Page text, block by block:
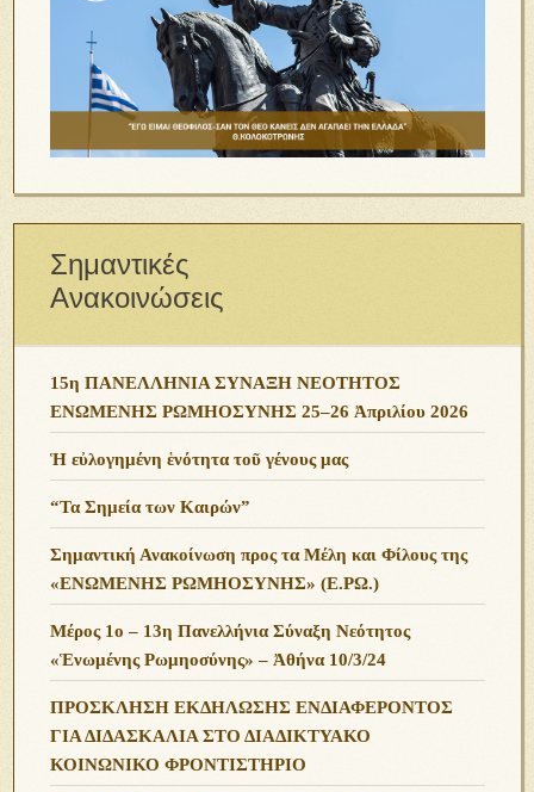
Σημαντικές
Ανακοινώσεις
15η ΠΑΝΕΛΛΗΝΙΑ ΣΥΝΑΞΗ ΝΕΟΤΗΤΟΣ
ΕΝΩΜΕΝΗΣ ΡΩΜΗΟΣΥΝΗΣ 25–26 Ἀπριλίου 2026
Ἡ εὐλογημένη ἑνότητα τοῦ γένους μας
“Τα Σημεία των Καιρών”
Σημαντική Ανακοίνωση προς τα Μέλη και Φίλους της
«ΕΝΩΜΕΝΗΣ ΡΩΜΗΟΣΥΝΗΣ» (Ε.ΡΩ.)
Μέρος 1ο – 13η Πανελλήνια Σύναξη Νεότητος
«Ἑνωμένης Ρωμηοσύνης» – Ἀθήνα 10/3/24
ΠΡΟΣΚΛΗΣΗ ΕΚΔΗΛΩΣΗΣ ΕΝΔΙΑΦΕΡΟΝΤΟΣ
ΓΙΑ ΔΙΔΑΣΚΑΛΙΑ ΣΤΟ ΔΙΑΔΙΚΤΥΑΚΟ
ΚΟΙΝΩΝΙΚΟ ΦΡΟΝΤΙΣΤΗΡΙΟ